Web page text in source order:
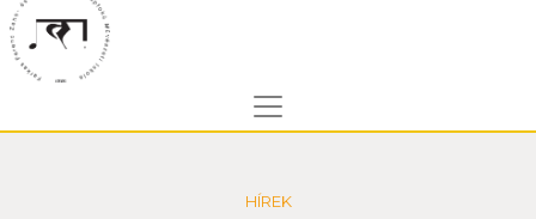
HÍREK